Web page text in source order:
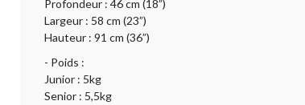
Profondeur : 46 cm (18”)
Largeur : 58 cm (23”)
Hauteur : 91 cm (36”)
- Poids :
Junior : 5kg
Senior : 5,5kg